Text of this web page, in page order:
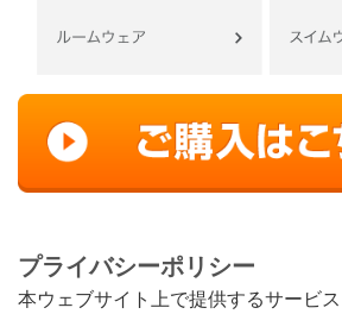
プライバシーポリシー
本ウェブサイト上で提供するサービ